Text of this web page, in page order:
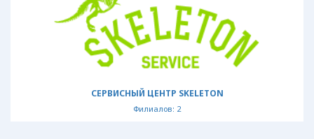
СЕРВИСНЫЙ ЦЕНТР SKELETON
Филиалов: 2